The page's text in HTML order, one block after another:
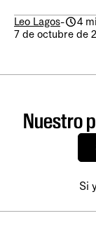
Leo Lagos-
4
7 de octubre de
Nuestro
Si